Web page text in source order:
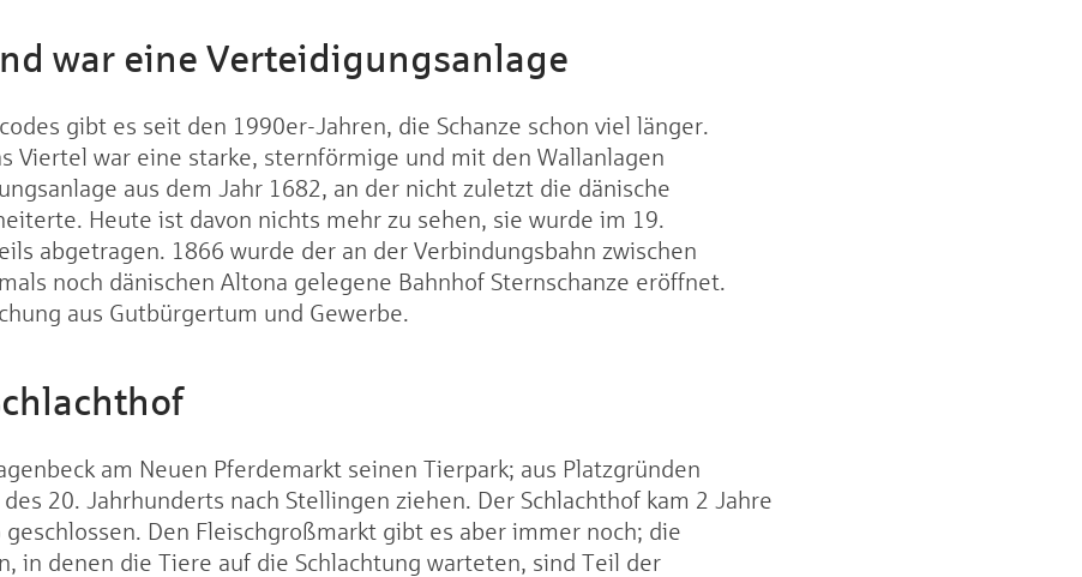
war eine Verteidigungsanlage
gibt es seit den 1990er-Jahren, die Schanze schon viel länger.
Viertel war eine starke, sternförmige und mit den Wallanlagen
aus dem Jahr 1682, an der nicht zuletzt die dänische
Heute ist davon nichts mehr zu sehen, sie wurde im 19.
abgetragen. 1866 wurde der an der Verbindungsbahn zwischen
noch dänischen Altona gelegene Bahnhof Sternschanze eröffnet.
aus Gutbürgertum und Gewerbe.
am Neuen Pferdemarkt seinen Tierpark; aus Platzgründen
20. Jahrhunderts nach Stellingen ziehen. Der Schlachthof kam 2 Jahre
Den Fleischgroßmarkt gibt es aber immer noch; die
in denen die Tiere auf die Schlachtung warteten, sind Teil der